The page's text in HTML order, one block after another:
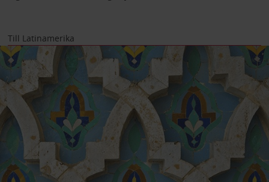
Till Latinamerika